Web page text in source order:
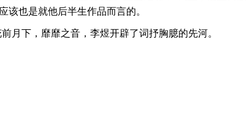
该也是就他后半生作品而言的。
月下，靡靡之音，李煜开辟了词抒胸臆的先河。